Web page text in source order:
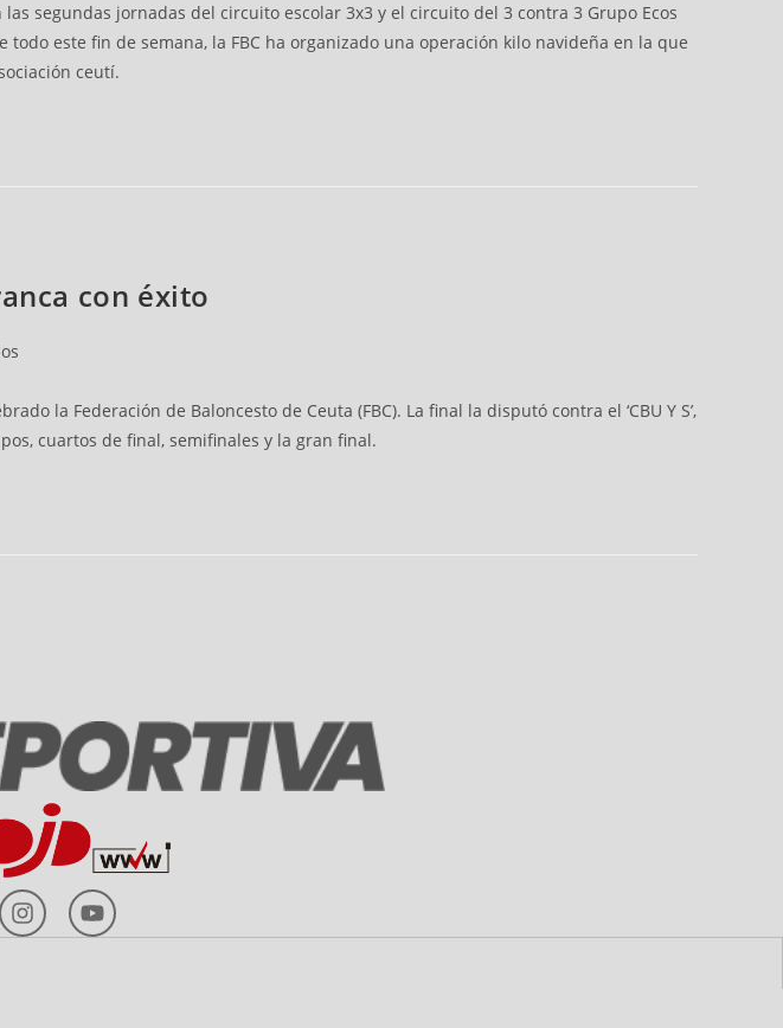
segundas jornadas del circuito escolar 3x3 y el circuito del 3 contra 3 Grupo Ecos
este fin de semana, la FBC ha organizado una operación kilo navideña en la que
ceutí.
con éxito
la Federación de Baloncesto de Ceuta (FBC). La final la disputó contra el ‘CBU Y S’,
cuartos de final, semifinales y la gran final.